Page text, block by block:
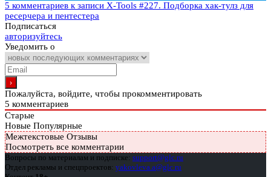
5 комментариев к записи X-Tools #227. Подборка хак-тулз для
ресерчера и пентестера
Подписаться
авторизуйтесь
Уведомить о
Пожалуйста, войдите, чтобы прокомментировать
5 комментариев
Старые
Новые Популярные
Межтекстовые Отзывы
Посмотреть все комментарии
Вопросы по материалам и подписке: support@glc.ru
Отдел рекламы и спецпроектов: yakovleva.a@glc.ru